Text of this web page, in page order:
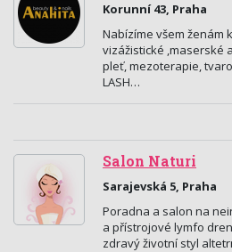
Korunní 43, Praha
Nabízíme všem ženám
vizážistické ,maserské
pleť, mezoterapie,
LASH…
Salon Naturi
Sarajevská 5, Praha
Poradna a salon na
a přístrojové lymfo
zdravý životní styl